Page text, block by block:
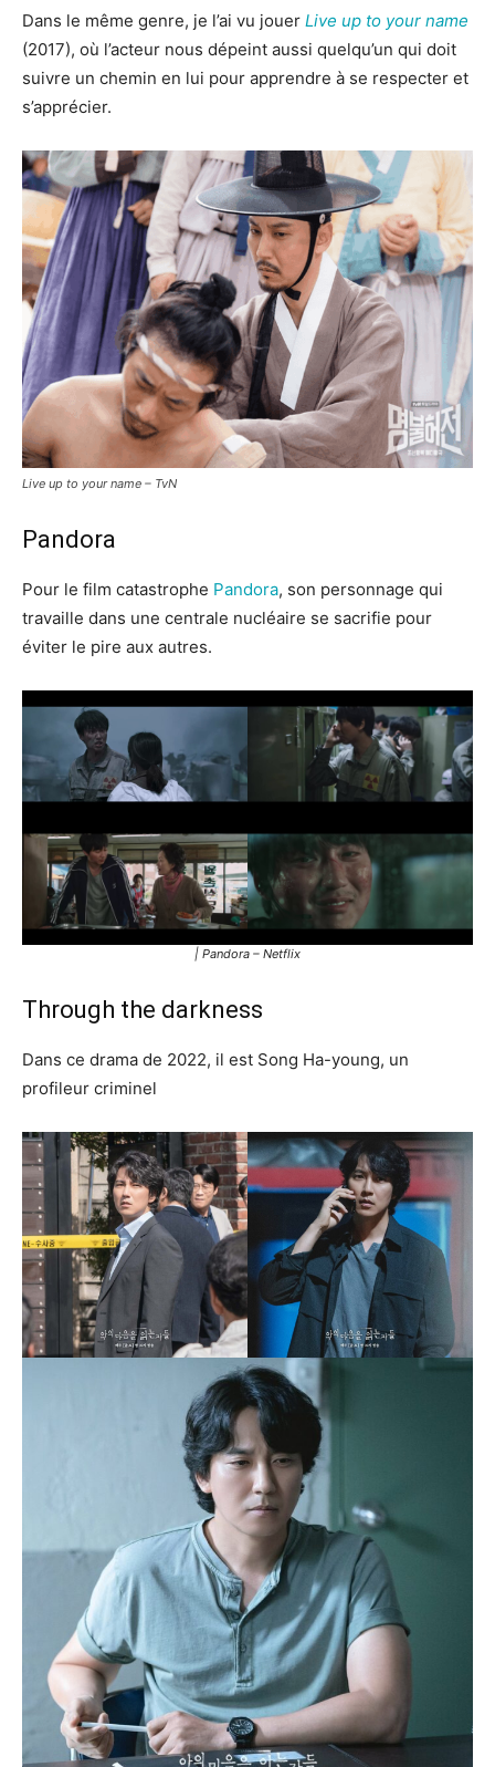
Dans le même genre, je l’ai vu jouer Live up to your name
(2017), où l’acteur nous dépeint aussi quelqu’un qui doit
suivre un chemin en lui pour apprendre à se respecter et
s’apprécier.
Live up to your name – TvN
Pandora
Pour le film catastrophe Pandora, son personnage qui
travaille dans une centrale nucléaire se sacrifie pour
éviter le pire aux autres.
| Pandora – Netflix
Through the darkness
Dans ce drama de 2022, il est Song Ha-young, un
profileur criminel